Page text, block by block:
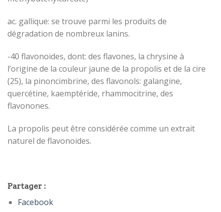
ac. gallique: se trouve parmi les produits de
dégradation de nombreux lanins.
-40 flavonoides, dont: des flavones, la chrysine à
l’origine de la couleur jaune de la propolis et de la cire
(25), la pinoncimbrine, des flavonols: galangine,
quercétine, kaemptéride, rhammocitrine, des
flavonones.
La propolis peut être considérée comme un extrait
naturel de flavonoides.
Partager :
Facebook